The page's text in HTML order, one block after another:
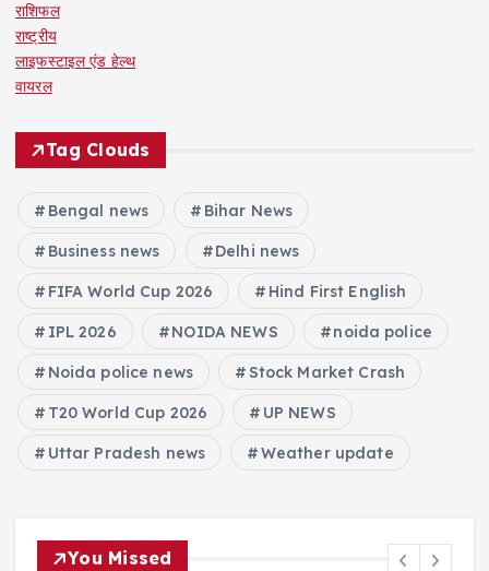
राशिफल
राष्ट्रीय
लाइफस्टाइल एंड हेल्थ
वायरल
Tag Clouds
Bengal news Bihar News
Business news Delhi news
FIFA World Cup 2026 Hind First English
IPL 2026 NOIDA NEWS noida police
Noida police news Stock Market Crash
T20 World Cup 2026 UP NEWS
Uttar Pradesh news Weather update
You Missed